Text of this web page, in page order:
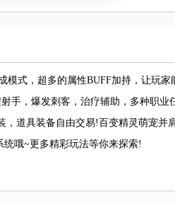
式，超多的属性BUFF加持，让玩家
手，爆发刺客，治疗辅助，多种职业
，道具装备自由交易!百变精灵萌宠并
哦~更多精彩玩法等你来探索!